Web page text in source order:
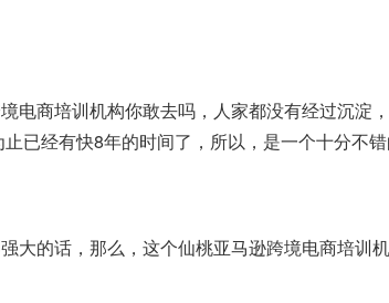
电商培训机构你敢去吗，人家都没有经过沉淀
已经有快8年的时间了，所以，是一个十分不错
大的话，那么，这个仙桃亚马逊跨境电商培训